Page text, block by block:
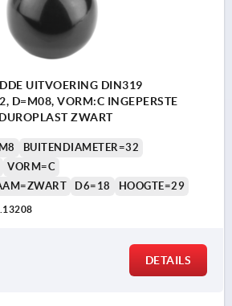
UITVOERING DIN319
D=M08, VORM:C INGEPERSTE
ZWART
BUITENDIAMETER=32
VORM=C
D6=18 HOOGTE=29
DETAILS